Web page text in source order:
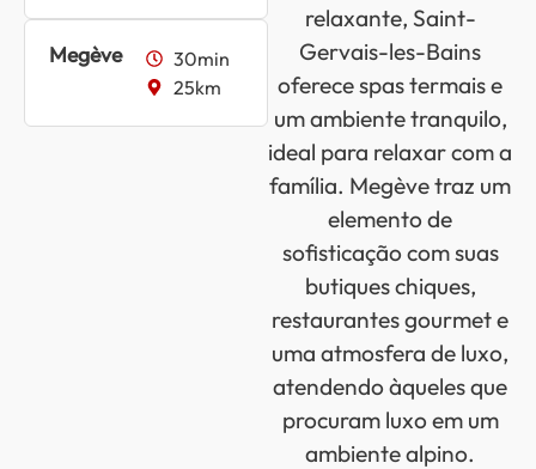
Megève
30min
25km
relaxante, Saint-
Gervais-les-Bains
oferece spas termais e
um ambiente tranquilo,
ideal para relaxar com a
família. Megève traz um
elemento de
sofisticação com suas
butiques chiques,
restaurantes gourmet e
uma atmosfera de luxo,
atendendo àqueles que
procuram luxo em um
ambiente alpino.